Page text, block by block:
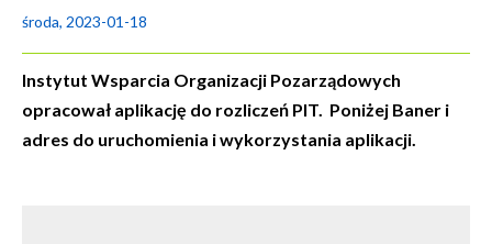
środa, 2023-01-18
Instytut Wsparcia Organizacji Pozarządowych
opracował aplikację do rozliczeń PIT. Poniżej Baner i
adres do uruchomienia i wykorzystania aplikacji.